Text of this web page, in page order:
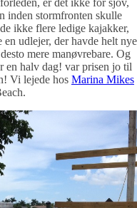
er det ikke for sjov,
inden stormfronten skulle
ikke flere ledige kajakker,
udlejer, der havde helt nye
mere manøvrebare. Og
en halv dag! var prisen jo til
Vi lejede hos Marina Mikes